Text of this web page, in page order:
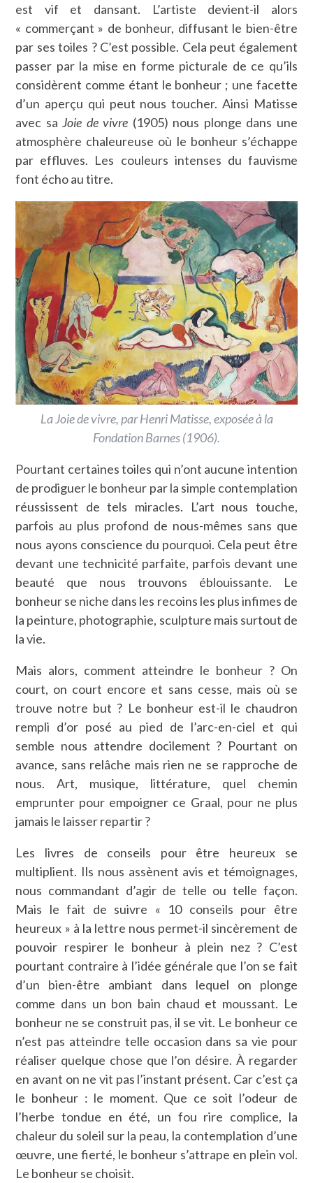
est vif et dansant. L’artiste devient-il alors
« commerçant » de bonheur, diffusant le bien-être
par ses toiles ? C’est possible. Cela peut également
passer par la mise en forme picturale de ce qu’ils
considèrent comme étant le bonheur ; une facette
d’un aperçu qui peut nous toucher. Ainsi Matisse
avec saJoie de vivre (1905) nous plonge dans une
atmosphère chaleureuse où le bonheur s’échappe
par effluves. Les couleurs intenses du fauvisme
font écho au titre.
La Joie de vivre, par Henri Matisse, exposée à la
Fondation Barnes (1906).
Pourtant certaines toiles qui n’ont aucune intention
de prodiguer le bonheur par la simple contemplation
réussissent de tels miracles. L’art nous touche,
parfois au plus profond de nous-mêmes sans que
nous ayons conscience du pourquoi. Cela peut être
devant une technicité parfaite, parfois devant une
beauté que nous trouvons éblouissante. Le
bonheur se niche dans les recoins les plus infimes de
la peinture, photographie, sculpture mais surtout de
la vie.
Mais alors, comment atteindre le bonheur ? On
court, on court encore et sans cesse, mais où se
trouve notre but ? Le bonheur est-il le chaudron
rempli d’or posé au pied de l’arc-en-ciel et qui
semble nous attendre docilement ? Pourtant on
avance, sans relâche mais rien ne se rapproche de
nous. Art, musique, littérature, quel chemin
emprunter pour empoigner ce Graal, pour ne plus
jamais le laisser repartir ?
Les livres de conseils pour être heureux se
multiplient. Ils nous assènent avis et témoignages,
nous commandant d’agir de telle ou telle façon.
Mais le fait de suivre « 10 conseils pour être
heureux » à la lettre nous permet-il sincèrement de
pouvoir respirer le bonheur à plein nez ? C’est
pourtant contraire à l’idée générale que l’on se fait
d’un bien-être ambiant dans lequel on plonge
comme dans un bon bain chaud et moussant. Le
bonheur ne se construit pas, il se vit. Le bonheur ce
n’est pas atteindre telle occasion dans sa vie pour
réaliser quelque chose que l’on désire. À regarder
en avant on ne vit pas l’instant présent. Car c’est ça
le bonheur : le moment. Que ce soit l’odeur de
l’herbe tondue en été, un fou rire complice, la
chaleur du soleil sur la peau, la contemplation d’une
œuvre, une fierté, le bonheur s’attrape en plein vol.
Le bonheur se choisit.